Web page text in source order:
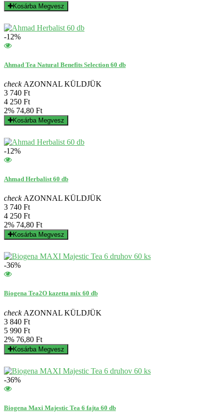
Kosárba Megvesz
-12%
Ahmad Tea Natural Benefits Selection 60 db
checkAZONNAL KÜLDJÜK
3 740 Ft
4 250 Ft
2% 74,80 Ft
Kosárba Megvesz
-12%
Ahmad Herbalist 60 db
checkAZONNAL KÜLDJÜK
3 740 Ft
4 250 Ft
2% 74,80 Ft
Kosárba Megvesz
-36%
Biogena Tea2O kazetta mix 60 db
checkAZONNAL KÜLDJÜK
3 840 Ft
5 990 Ft
2% 76,80 Ft
Kosárba Megvesz
-36%
Biogena Maxi Majestic Tea 6 fajta 60 db